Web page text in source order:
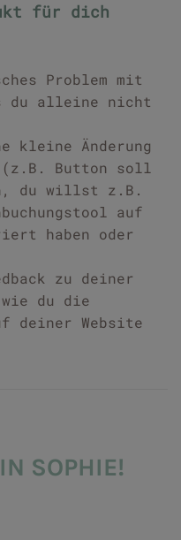
für dich
Problem mit
du alleine nicht
kleine Änderung
(z.B. Button soll
du willst z.B.
auf
haben oder
zu deiner
du die
deiner Website
SOPHIE!